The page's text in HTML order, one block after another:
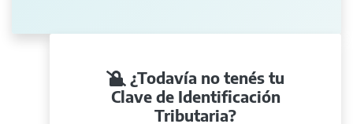
¿Todavía no tenés tu
Clave de Identificación
Tributaria?